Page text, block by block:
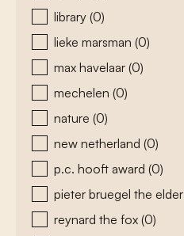
library (0)
lieke marsman (0)
max havelaar (0)
mechelen (0)
nature (0)
new netherland (0)
p.c. hooft award (0)
pieter bruegel the elder
reynard the fox (0)